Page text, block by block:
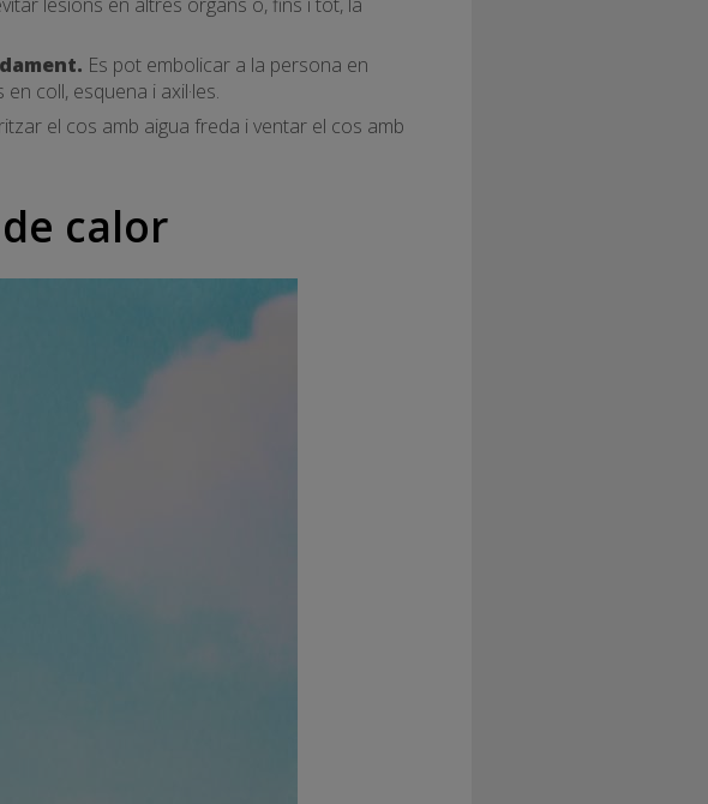
Es pot embolicar a la persona en
coll, esquena i axil·les.
el cos amb aigua freda i ventar el cos amb
calor